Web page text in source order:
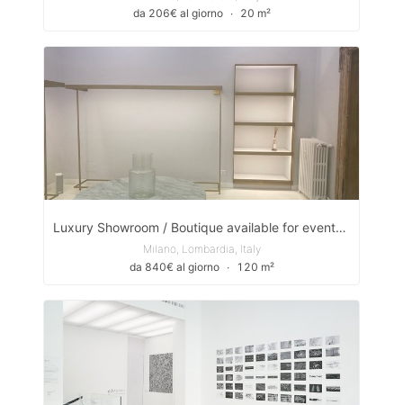
da 206€ al giorno
∙ 20 m²
Luxury Showroom / Boutique available for events and exhibitions
Milano, Lombardia, Italy
da 840€ al giorno
∙ 120 m²